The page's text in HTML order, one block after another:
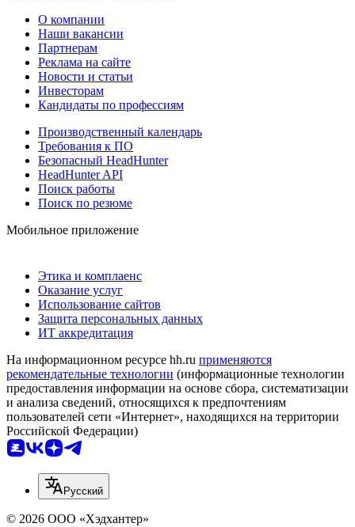
О компании
Наши вакансии
Партнерам
Реклама на сайте
Новости и статьи
Инвесторам
Кандидаты по профессиям
Производственный календарь
Требования к ПО
Безопасный HeadHunter
HeadHunter API
Поиск работы
Поиск по резюме
Мобильное приложение
Этика и комплаенс
Оказание услуг
Использование сайтов
Защита персональных данных
ИТ аккредитация
На информационном ресурсе hh.ru применяются
рекомендательные технологии (информационные технологии
предоставления информации на основе сбора, систематизации
и анализа сведений, относящихся к предпочтениям
пользователей сети «Интернет», находящихся на территории
Российской Федерации)
Русский
© 2026 ООО «Хэдхантер»